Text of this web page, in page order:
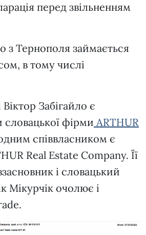
перед звільненням
з Тернополя займається
в тому числі
Забігайло є
словацької фірми ARTHUR
співвласником є
Real Estate Company. Її
і словацький
Мікурчік очолює і